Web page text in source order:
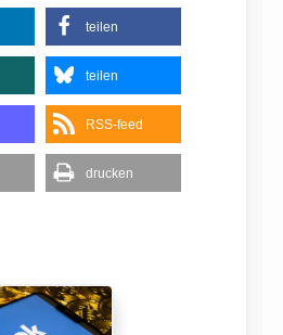
teilen
teilen
RSS-feed
drucken